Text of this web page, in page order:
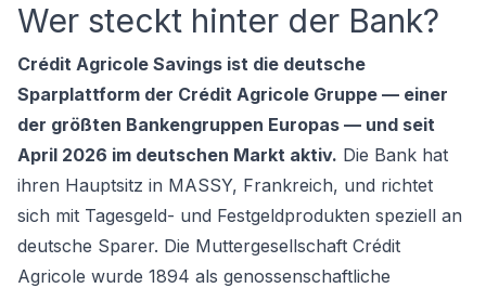
Wer steckt hinter der Bank?
Crédit Agricole Savings ist die deutsche
Sparplattform der Crédit Agricole Gruppe — einer
der größten Bankengruppen Europas — und seit
April 2026 im deutschen Markt aktiv. Die Bank hat
ihren Hauptsitz in MASSY, Frankreich, und richtet
sich mit Tagesgeld- und Festgeldprodukten speziell an
deutsche Sparer. Die Muttergesellschaft Crédit
Agricole wurde 1894 als genossenschaftliche